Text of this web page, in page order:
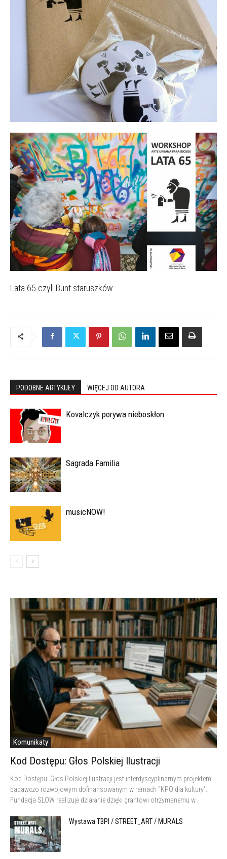
Lata 65 czyli Bunt staruszków
PODOBNE ARTYKUŁY WIĘCEJ OD AUTORA
Kovalczyk porywa nieboskłon
Sagrada Familia
musicNOW!
Komunikaty
Kod Dostępu: Głos Polskiej Ilustracji
Kod Dostępu: Głos Polskiej Ilustracji jest interdyscyplinarnym projektem
badawczo rozwojowym dofinansowanym w ramach “KPO dla kultury”.
Fundacja SLOW realizuje działanie dzięki grantowi otrzymanemu w...
Wystawa TBPI / STREET_ART / MURALS